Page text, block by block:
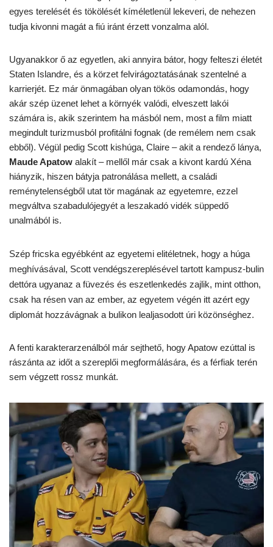
egyes terelését és tökölését kíméletlenül lekeveri, de nehezen
tudja kivonni magát a fiú iránt érzett vonzalma alól.
Ugyanakkor ő az egyetlen, aki annyira bátor, hogy felteszi életét
Staten Islandre, és a körzet felvirágoztatásának szentelné a
karrierjét. Ez már önmagában olyan tökös odamondás, hogy
akár szép üzenet lehet a környék valódi, elveszett lakói
számára is, akik szerintem ha másból nem, most a film miatt
megindult turizmusból profitálni fognak (de remélem nem csak
ebből). Végül pedig Scott kishúga, Claire – akit a rendező lánya,
Maude Apatow alakít – mellől már csak a kivont kardú Xéna
hiányzik, hiszen bátyja patronálása mellett, a családi
reménytelenségből utat tör magának az egyetemre, ezzel
megváltva szabadulójegyét a leszakadó vidék süppedő
unalmából is.
Szép fricska egyébként az egyetemi elitéletnek, hogy a húga
meghívásával, Scott vendégszereplésével tartott kampusz-bulin
dettóra ugyanaz a füvezés és eszetlenkedés zajlik, mint otthon,
csak ha résen van az ember, az egyetem végén itt azért egy
diplomát hozzávágnak a bulikon lealjasodott úri közönséghez.
A fenti karakterarzenálból már sejthető, hogy Apatow ezúttal is
rászánta az időt a szereplői megformálására, és a férfiak terén
sem végzett rossz munkát.